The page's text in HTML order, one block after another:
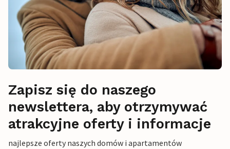
Zapisz się do naszego
newslettera, aby otrzymywać
atrakcyjne oferty i informacje
najlepsze oferty naszych domów i apartamentów